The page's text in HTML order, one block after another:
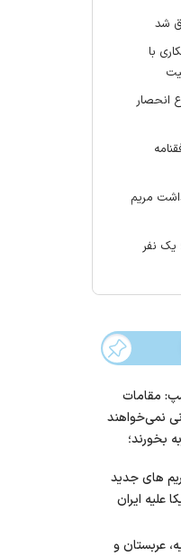
با
انحصار
مریم
یک نفر
مقامات
نمی‌خواهند
بخورند؛
برسند
های جدید
علیه ایران
عربستان و